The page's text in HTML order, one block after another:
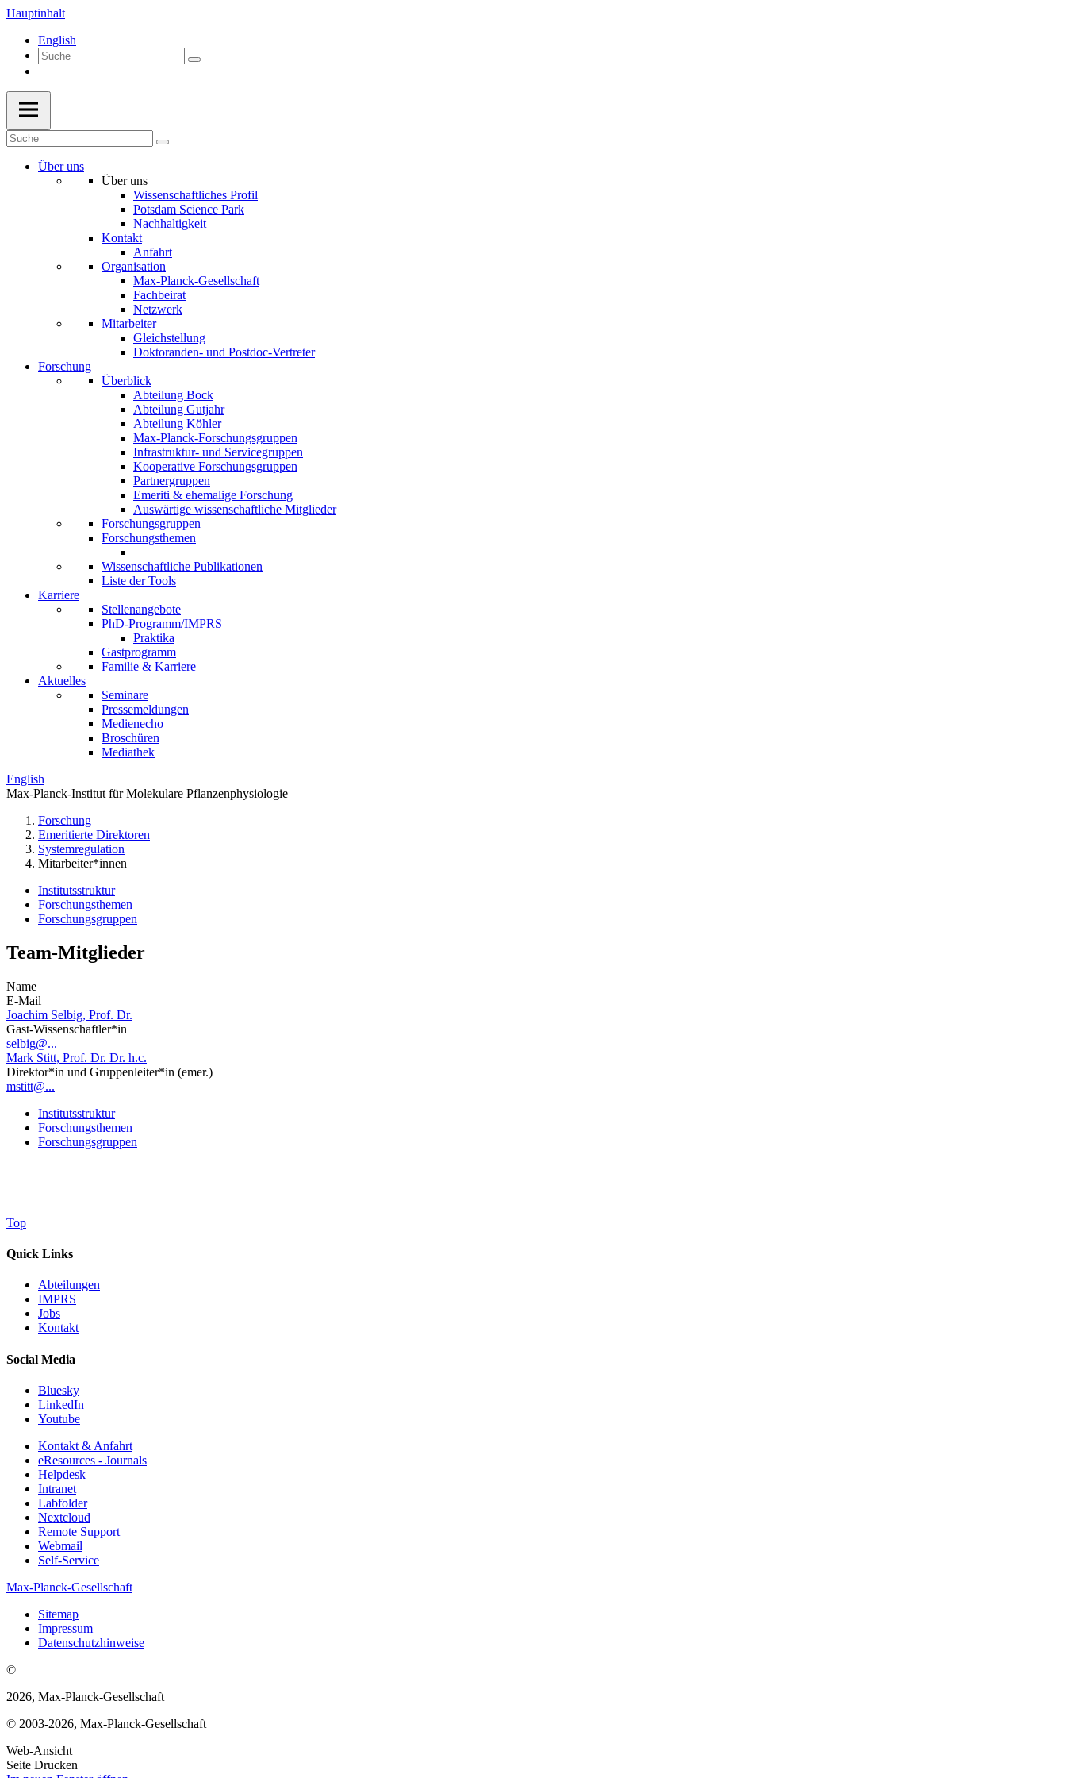
Hauptinhalt
English
Über uns
Über uns
Wissenschaftliches Profil
Potsdam Science Park
Nachhaltigkeit
Kontakt
Anfahrt
Organisation
Max-Planck-Gesellschaft
Fachbeirat
Netzwerk
Mitarbeiter
Gleichstellung
Doktoranden- und Postdoc-Vertreter
Forschung
Überblick
Abteilung Bock
Abteilung Gutjahr
Abteilung Köhler
Max-Planck-Forschungsgruppen
Infrastruktur- und Servicegruppen
Kooperative Forschungsgruppen
Partnergruppen
Emeriti & ehemalige Forschung
Auswärtige wissenschaftliche Mitglieder
Forschungsgruppen
Forschungsthemen
Wissenschaftliche Publikationen
Liste der Tools
Karriere
Stellenangebote
PhD-Programm/IMPRS
Praktika
Gastprogramm
Familie & Karriere
Aktuelles
Seminare
Pressemeldungen
Medienecho
Broschüren
Mediathek
English
Max-Planck-Institut für Molekulare Pflanzenphysiologie
Forschung
Emeritierte Direktoren
Systemregulation
Mitarbeiter*innen
Institutsstruktur
Forschungsthemen
Forschungsgruppen
Team-Mitglieder
Name
E-Mail
Joachim Selbig, Prof. Dr.
Gast-Wissenschaftler*in
selbig@...
Mark Stitt, Prof. Dr. Dr. h.c.
Direktor*in und Gruppenleiter*in (emer.)
mstitt@...
Institutsstruktur
Forschungsthemen
Forschungsgruppen
Top
Quick Links
Abteilungen
IMPRS
Jobs
Kontakt
Social Media
Bluesky
LinkedIn
Youtube
Kontakt & Anfahrt
eResources - Journals
Helpdesk
Intranet
Labfolder
Nextcloud
Remote Support
Webmail
Self-Service
Max-Planck-Gesellschaft
Sitemap
Impressum
Datenschutzhinweise
©
2026, Max-Planck-Gesellschaft
© 2003-2026, Max-Planck-Gesellschaft
Web-Ansicht
Seite Drucken